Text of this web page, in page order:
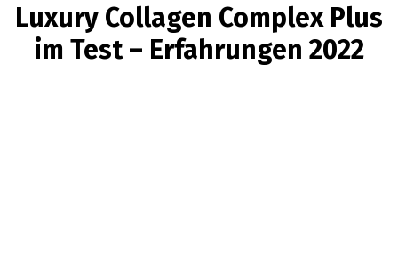
Luxury Collagen Complex Plus
im Test – Erfahrungen 2022